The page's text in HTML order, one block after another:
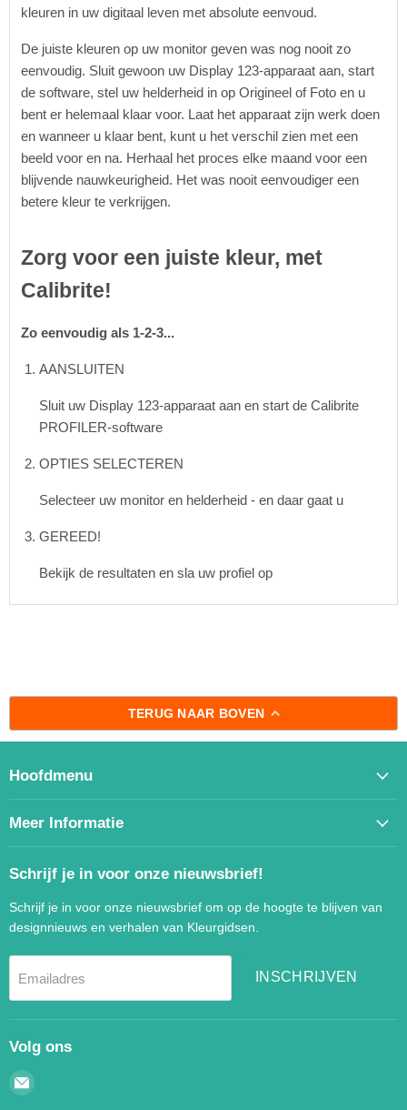
kleuren in uw digitaal leven met absolute eenvoud.
De juiste kleuren op uw monitor geven was nog nooit zo
eenvoudig. Sluit gewoon uw Display 123-apparaat aan, start
de software, stel uw helderheid in op Origineel of Foto en u
bent er helemaal klaar voor. Laat het apparaat zijn werk doen
en wanneer u klaar bent, kunt u het verschil zien met een
beeld voor en na. Herhaal het proces elke maand voor een
blijvende nauwkeurigheid. Het was nooit eenvoudiger een
betere kleur te verkrijgen.
Zorg voor een juiste kleur, met
Calibrite!
Zo eenvoudig als 1-2-3...
AANSLUITEN
Sluit uw Display 123-apparaat aan en start de Calibrite
PROFILER-software
OPTIES SELECTEREN
Selecteer uw monitor en helderheid - en daar gaat u
GEREED!
Bekijk de resultaten en sla uw profiel op
TERUG NAAR BOVEN
Hoofdmenu
Meer Informatie
Schrijf je in voor onze nieuwsbrief!
Schrijf je in voor onze nieuwsbrief om op de hoogte te blijven van
designnieuws en verhalen van Kleurgidsen.
Emailadres INSCHRIJVEN
Volg ons
Email